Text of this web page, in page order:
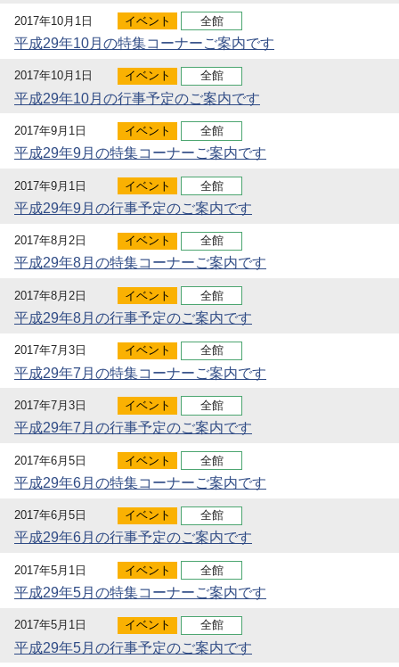
2017年10月1日 イベント 全館
平成29年10月の特集コーナーご案内です
2017年10月1日 イベント 全館
平成29年10月の行事予定のご案内です
2017年9月1日 イベント 全館
平成29年9月の特集コーナーご案内です
2017年9月1日 イベント 全館
平成29年9月の行事予定のご案内です
2017年8月2日 イベント 全館
平成29年8月の特集コーナーご案内です
2017年8月2日 イベント 全館
平成29年8月の行事予定のご案内です
2017年7月3日 イベント 全館
平成29年7月の特集コーナーご案内です
2017年7月3日 イベント 全館
平成29年7月の行事予定のご案内です
2017年6月5日 イベント 全館
平成29年6月の特集コーナーご案内です
2017年6月5日 イベント 全館
平成29年6月の行事予定のご案内です
2017年5月1日 イベント 全館
平成29年5月の特集コーナーご案内です
2017年5月1日 イベント 全館
平成29年5月の行事予定のご案内です